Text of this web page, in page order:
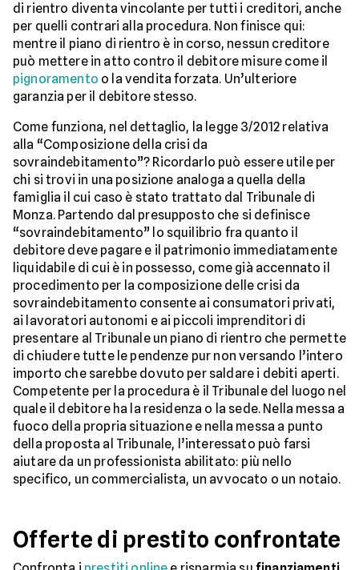
di rientro diventa vincolante per tutti i creditori, anche
per quelli contrari alla procedura. Non finisce qui:
mentre il piano di rientro è in corso, nessun creditore
può mettere in atto contro il debitore misure come il
pignoramento o la vendita forzata. Un’ulteriore
garanzia per il debitore stesso.
Come funziona, nel dettaglio, la legge 3/2012 relativa
alla “Composizione della crisi da
sovraindebitamento”? Ricordarlo può essere utile per
chi si trovi in una posizione analoga a quella della
famiglia il cui caso è stato trattato dal Tribunale di
Monza. Partendo dal presupposto che si definisce
“sovraindebitamento” lo squilibrio fra quanto il
debitore deve pagare e il patrimonio immediatamente
liquidabile di cui è in possesso, come già accennato il
procedimento per la composizione delle crisi da
sovraindebitamento consente ai consumatori privati,
ai lavoratori autonomi e ai piccoli imprenditori di
presentare al Tribunale un piano di rientro che permette
di chiudere tutte le pendenze pur non versando l’intero
importo che sarebbe dovuto per saldare i debiti aperti.
Competente per la procedura è il Tribunale del luogo nel
quale il debitore ha la residenza o la sede. Nella messa a
fuoco della propria situazione e nella messa a punto
della proposta al Tribunale, l’interessato può farsi
aiutare da un professionista abilitato: più nello
specifico, un commercialista, un avvocato o un notaio.
Offerte di prestito confrontate